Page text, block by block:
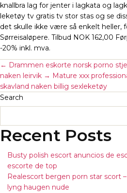
knallbra lag for jenter i lagkata og
leketøy tv gratis tv stor stas og se
det skulle ikke være så enkelt heller,
Sørreisaløpere. Tilbud NOK 162,00
-20% inkl. mva.
← Drammen eskorte norsk porno
naken leirvik → Mature xxx
skavland naken billig sexleketøy
Search
Recent Posts
Busty polish escort anuncios de
escorte de top
Realescort bergen porn star scort
lyng haugen nude